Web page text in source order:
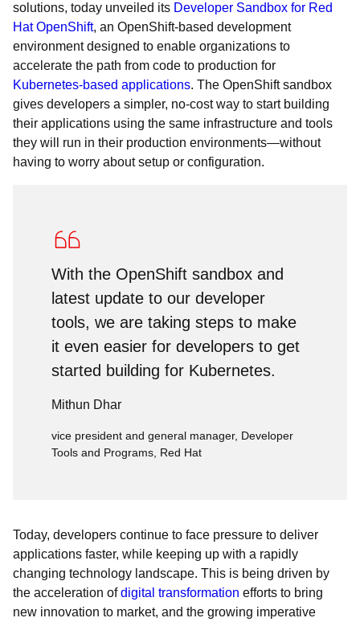
solutions, today unveiled its Developer Sandbox for Red
Hat OpenShift, an OpenShift-based development
environment designed to enable organizations to
accelerate the path from code to production for
Kubernetes-based applications. The OpenShift sandbox
gives developers a simpler, no-cost way to start building
their applications using the same infrastructure and tools
they will run in their production environments—without
having to worry about setup or configuration.
With the OpenShift sandbox and
latest update to our developer
tools, we are taking steps to make
it even easier for developers to get
started building for Kubernetes.
Mithun Dhar
vice president and general manager, Developer
Tools and Programs, Red Hat
Today, developers continue to face pressure to deliver
applications faster, while keeping up with a rapidly
changing technology landscape. This is being driven by
the acceleration ofdigital transformation efforts to bring
new innovation to market, and the growing imperative